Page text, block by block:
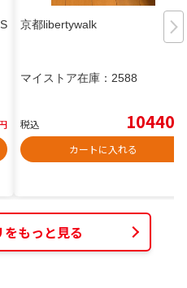
京都libertywalk
マイストア在庫： 2588
税込 10440
カートに入れる
もっと見る